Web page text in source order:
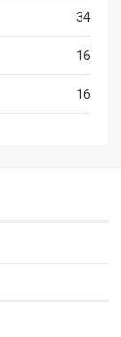
34
16
16